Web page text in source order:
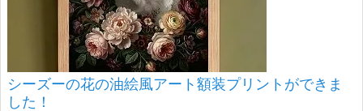
シーズーの花の油絵風アート額装プリントができま
した！